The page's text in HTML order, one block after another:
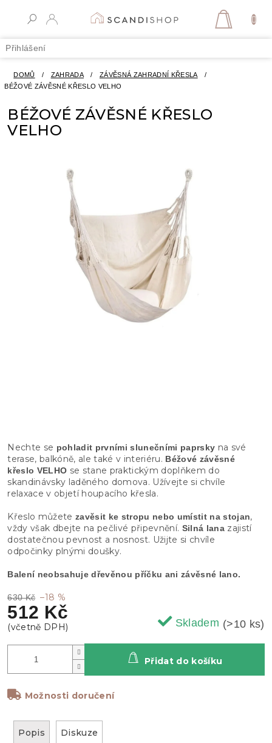
Přihlášení
DOMŮ / ZAHRADA / ZÁVĚSNÁ ZAHRADNÍ KŘESLA
/
BÉŽOVÉ ZÁVĚSNÉ KŘESLO VELHO
BÉŽOVÉ ZÁVĚSNÉ KŘESLO
VELHO
630 Kč –18 %
512 Kč
Skladem (>10 ks)
Možnosti doručení
Přidat do košíku
Nechte se pohladit prvními slunečními paprsky na své
terase, balkóně, ale také v interiéru. Béžové závěsné
křeslo VELHO se stane praktickým doplňkem do
skandinávsky laděného domova. Užívejte si chvíle
relaxace v objetí houpacího křesla.
Křeslo můžete zavěsit ke stropu nebo umístit na stojan,
vždy však dbejte na pečlivé připevnění. Silná lanazajistí
dostatečnou pevnost a nosnost. Užijte si chvíle
odpočinky plnými doušky.
Balení neobsahuje dřevěnou příčku ani závěsné lano.
Popis Diskuze